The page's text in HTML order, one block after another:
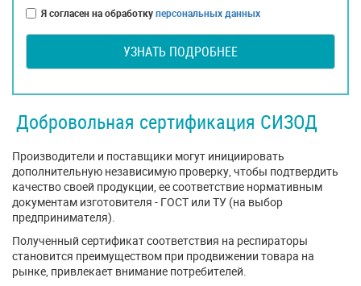
Я согласен на обработкуперсональных данных
УЗНАТЬ ПОДРОБНЕЕ
Добровольная сертификация СИЗОД
Производители и поставщики могут инициировать
дополнительную независимую проверку, чтобы подтвердить
качество своей продукции, ее соответствие нормативным
документам изготовителя - ГОСТ или ТУ (на выбор
предпринимателя).
Полученный сертификат соответствия на респираторы
становится преимуществом при продвижении товара на
рынке, привлекает внимание потребителей.